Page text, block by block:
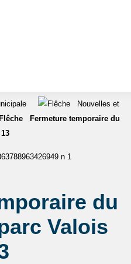
Nouvelles et
Fermeture temporaire du
du
Valois